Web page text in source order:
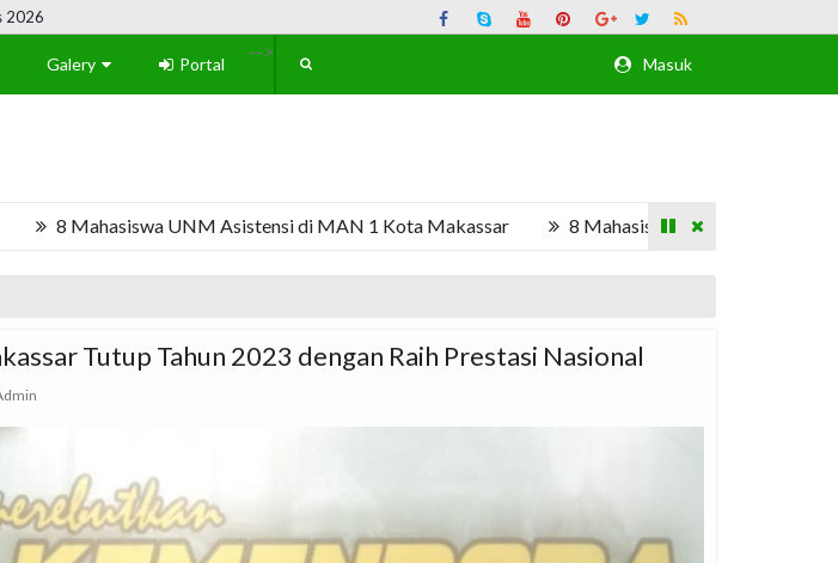
2026
Galery
-->
Portal Masuk
8 Mahasiswa UNM Asistensi di MAN 1 Kota Makassar 8 Mahasiswa UNM Asistensi di MAN 1
Tutup Tahun 2023 dengan Raih Prestasi Nasional